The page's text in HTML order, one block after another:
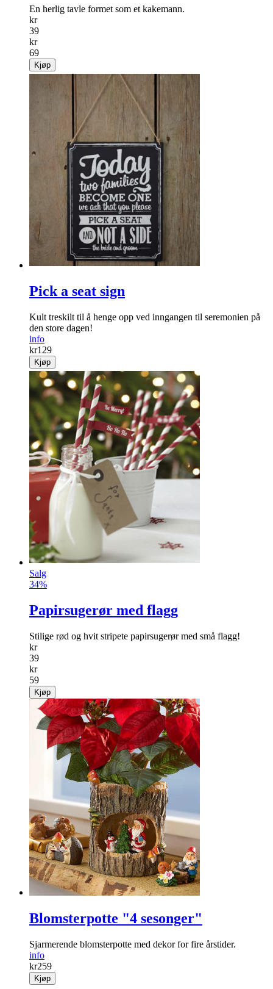
En herlig tavle formet som et kakemann.
kr
39
kr
69
Kjøp
Pick a seat sign
Kult treskilt til å henge opp ved inngangen til seremonien på
den store dagen!
info
kr129
Kjøp
Salg
34%
Papirsugerør med flagg
Stilige rød og hvit stripete papirsugerør med små flagg!
kr
39
kr
59
Kjøp
Blomsterpotte "4 sesonger"
Sjarmerende blomster­potte med dekor for fire årstider.
info
kr259
Kjøp